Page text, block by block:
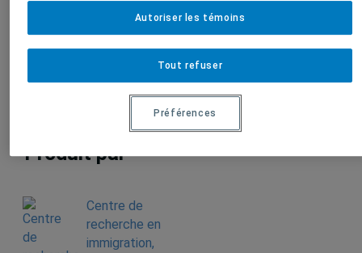
Auteurs-trices
Produit par
Centre de
recherche en
immigration,
Tout refuser
Autoriser les témoins
Préférences